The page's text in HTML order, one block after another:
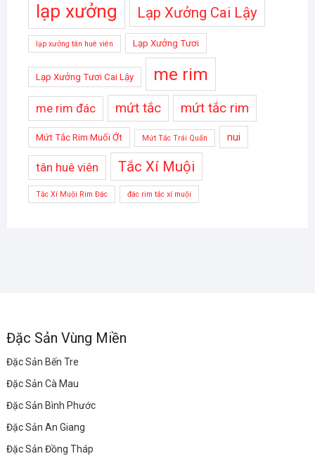
lạp xưởng Lạp Xưởng Cai Lậy
lạp xưởng tân huê viên Lạp Xưởng Tươi
Lạp Xưởng Tươi Cai Lậy me rim
me rim đác mứt tắc mứt tắc rim
Mứt Tắc Rim Muối Ớt Mứt Tắc Trái Quấn nui
tân huê viên Tắc Xí Muội
Tắc Xí Muội Rim Đác đác rim tắc xí muội
Đặc Sản Vùng Miền
Đặc Sản Bến Tre
Đặc Sản Cà Mau
Đặc Sản Bình Phước
Đặc Sản An Giang
Đặc Sản Đồng Tháp